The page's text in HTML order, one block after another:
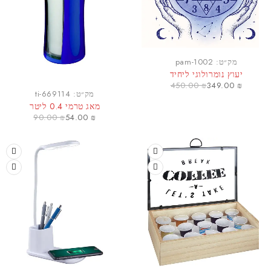
מק״ט:pam-1002
יעוץ נומרולוגי ליחיד
450.00₪349.00
מק״ט:ti-669114
מאג טרמי 0.4 ליטר
90.00₪54.00